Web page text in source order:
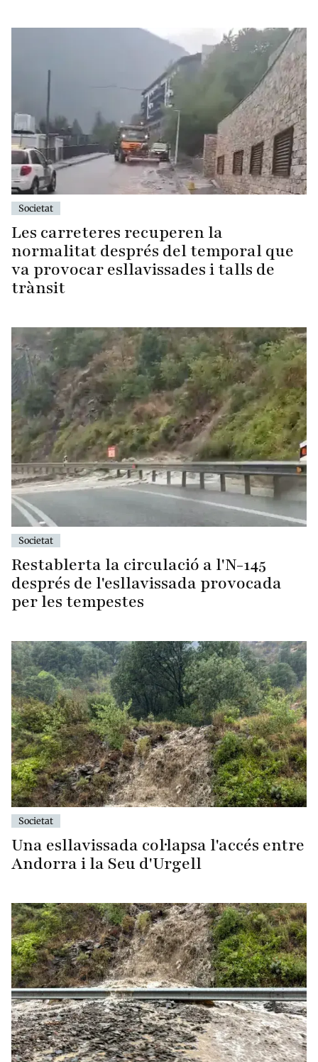
Societat
Les carreteres recuperen la
normalitat després del temporal que
va provocar esllavissades i talls de
trànsit
Societat
Restablerta la circulació a l'N-145
després de l'esllavissada provocada
per les tempestes
Societat
Una esllavissada col·lapsa l'accés entre
Andorra i la Seu d'Urgell